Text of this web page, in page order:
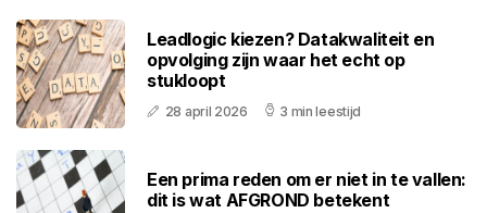
Leadlogic kiezen? Datakwaliteit en
opvolging zijn waar het echt op
stukloopt
28 april 2026 3 min leestijd
Een prima reden om er niet in te vallen:
dit is wat AFGROND betekent